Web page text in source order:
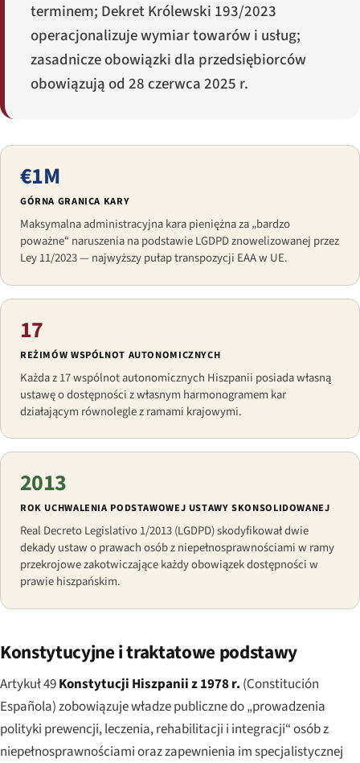
terminem; Dekret Królewski 193/2023
operacjonalizuje wymiar towarów i usług;
zasadnicze obowiązki dla przedsiębiorców
obowiązują od 28 czerwca 2025 r.
€1M
GÓRNA GRANICA KARY
Maksymalna administracyjna kara pieniężna za „bardzo
poważne“ naruszenia na podstawie LGDPD znowelizowanej przez
Ley 11/2023 — najwyższy pułap transpozycji EAA w UE.
17
REŻIMÓW WSPÓLNOT AUTONOMICZNYCH
Każda z 17 wspólnot autonomicznych Hiszpanii posiada własną
ustawę o dostępności z własnym harmonogramem kar
działającym równolegle z ramami krajowymi.
2013
ROK UCHWALENIA PODSTAWOWEJ USTAWY SKONSOLIDOWANEJ
Real Decreto Legislativo 1/2013 (LGDPD) skodyfikował dwie
dekady ustaw o prawach osób z niepełnosprawnościami w ramy
przekrojowe zakotwiczające każdy obowiązek dostępności w
prawie hiszpańskim.
Konstytucyjne i traktatowe podstawy
Artykuł 49Konstytucji Hiszpanii z 1978 r. (Constitución
Española) zobowiązuje władze publiczne do „prowadzenia
polityki prewencji, leczenia, rehabilitacji i integracji“ osób z
niepełnosprawnościami oraz zapewnienia im specjalistycznej